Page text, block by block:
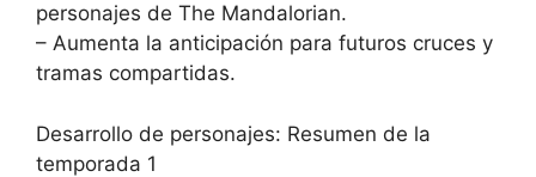
personajes de The Mandalorian.
– Aumenta la anticipación para futuros cruces y
tramas compartidas.
Desarrollo de personajes: Resumen de la
temporada 1